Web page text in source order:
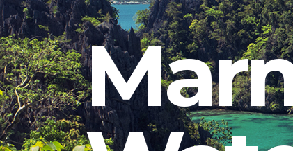
Tours List
Tours Filters
Destinations Masonry
Destinations Grid
Destinations Masonry
Destinations Grid
Advanced Link Section
Banner
Team List